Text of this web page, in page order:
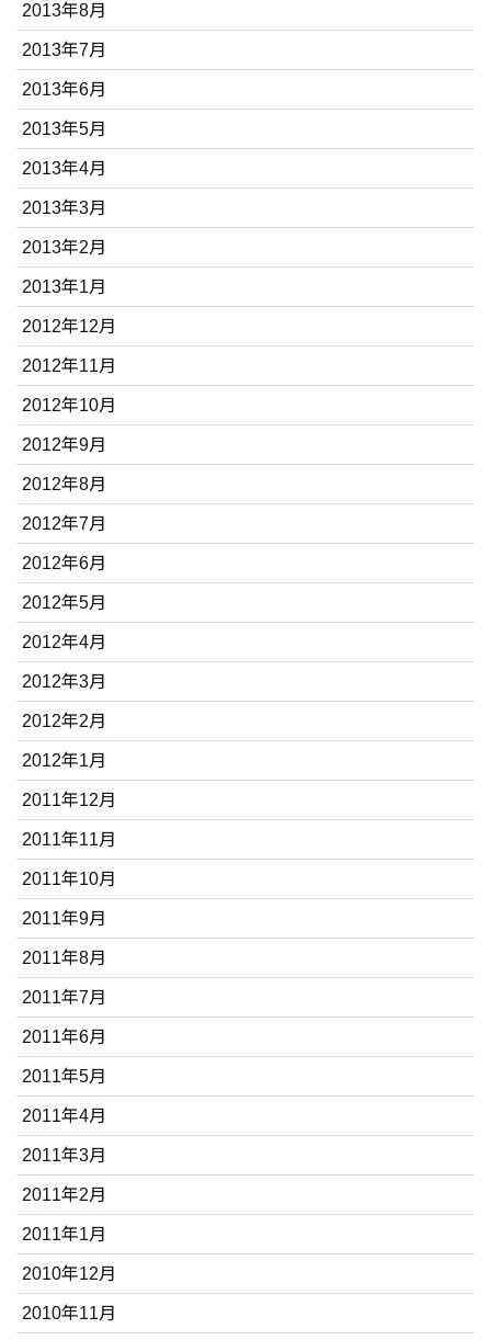
2013年8月
2013年7月
2013年6月
2013年5月
2013年4月
2013年3月
2013年2月
2013年1月
2012年12月
2012年11月
2012年10月
2012年9月
2012年8月
2012年7月
2012年6月
2012年5月
2012年4月
2012年3月
2012年2月
2012年1月
2011年12月
2011年11月
2011年10月
2011年9月
2011年8月
2011年7月
2011年6月
2011年5月
2011年4月
2011年3月
2011年2月
2011年1月
2010年12月
2010年11月